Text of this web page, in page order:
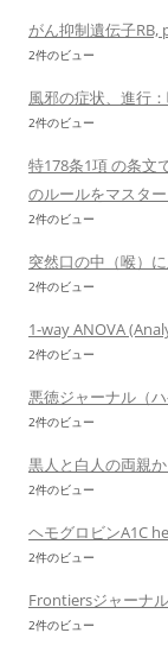
がん抑制遺伝子RB,
2件のビュー
風邪の症状、進行
2件のビュー
特178条1項 の条文
のルールをマスター
2件のビュー
突然口の中（喉）
2件のビュー
1-way ANOVA
2件のビュー
悪徳ジャーナル（
2件のビュー
黒人と白人の両親
2件のビュー
ヘモグロビンA1C
2件のビュー
Frontiersジャーナ
2件のビュー